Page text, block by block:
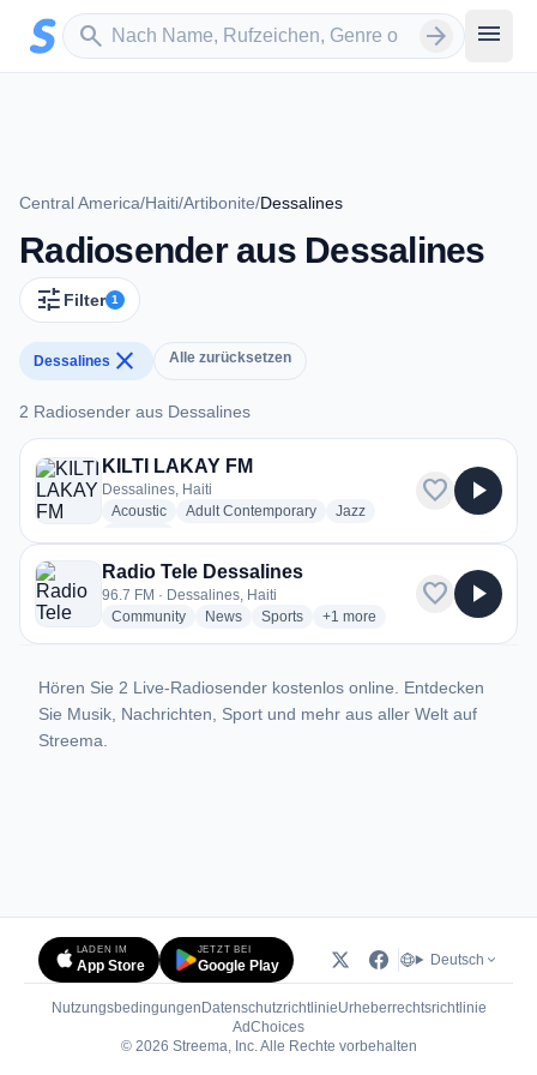
Zum Hauptinhalt springen
search
Sender suchen arrow_forward menu
Central America/Haiti/Artibonite/Dessalines
Radiosender aus Dessalines
tune Filter 1
Dessalines close Alle zurücksetzen
2 Radiosender aus Dessalines
2 Radiosender aus Dessalines
KILTI LAKAY FM
Dessalines, Haiti
Acousticradio stations
Adult Contemporaryradio stations
Jazzradio stations
favorite play_arrow
Radio Tele Dessalines
96.7 FM · Dessalines, Haiti
Communityradio stations
Newsradio stations
Sportsradio stations
+1 more genres for Radio Tele
more
favorite play_arrow
Hören Sie 2 Live-Radiosender kostenlos online. Entdecken
Sie Musik, Nachrichten, Sport und mehr aus aller Welt auf
Streema.
LADEN IM
App Store
JETZT BEI
Google Play Deutsch
Nutzungsbedingungen DatenschutzrichtlinieUrheberrechtsrichtlinie
AdChoices(öffnet in neuem Tab)
© 2026 Streema, Inc. Alle Rechte vorbehalten